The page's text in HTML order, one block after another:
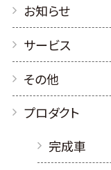
お知らせ
サービス
その他
プロダクト
完成車